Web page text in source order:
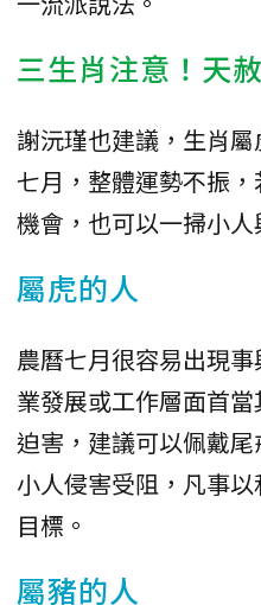
三生肖注意！天
謝沅瑾也建議，生肖
七月，整體運勢不振
機會，也可以一掃小人
屬虎的人
農曆七月很容易出現
業發展或工作層面首
迫害，建議可以佩戴
小人侵害受阻，凡事
目標。
屬豬的人